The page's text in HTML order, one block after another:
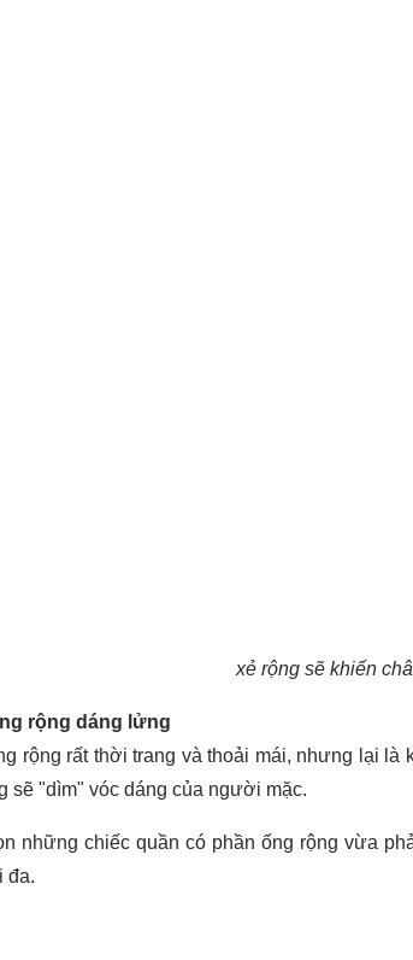
xẻ rộng sẽ khiến
rộng dáng lửng
rộng rất thời trang và thoải mái, nhưng lại là
sẽ "dìm" vóc dáng của người mặc.
những chiếc quần có phần ống rộng vừa
đa.